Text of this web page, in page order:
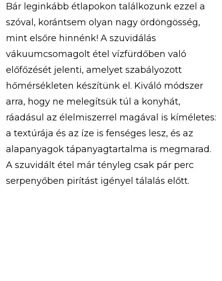
Bár leginkább étlapokon találkozunk ezzel a
szóval, korántsem olyan nagy ördöngösség,
mint elsőre hinnénk! A szuvidálás
vákuumcsomagolt étel vízfürdőben való
előfőzését jelenti, amelyet szabályozott
hőmérsékleten készítünk el. Kiváló módszer
arra, hogy ne melegítsük túl a konyhát,
ráadásul az élelmiszerrel magával is kíméletes:
a textúrája és az íze is fenséges lesz, és az
alapanyagok tápanyagtartalma is megmarad.
A szuvidált étel már tényleg csak pár perc
serpenyőben pirítást igényel tálalás előtt.